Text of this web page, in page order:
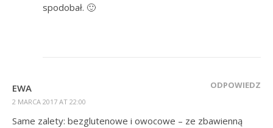
spodobał. 🙂
EWA
2 MARCA 2017 AT 22:00
ODPOWIEDZ
Same zalety: bezglutenowe i owocowe – ze zbawienną